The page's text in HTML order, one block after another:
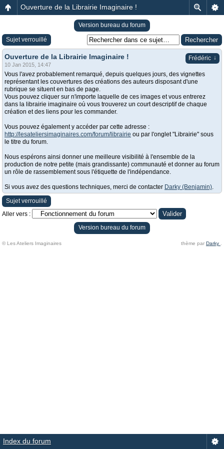
Ouverture de la Librairie Imaginaire !
Version bureau du forum
Sujet verrouillé
Frédéric ↓
Ouverture de la Librairie Imaginaire !
10 Jan 2015, 14:47
Vous l'avez probablement remarqué, depuis quelques jours, des vignettes
représentant les couvertures des créations des auteurs disposant d'une
rubrique se situent en bas de page.
Vous pouvez cliquer sur n'importe laquelle de ces images et vous entrerez
dans la librairie imaginaire où vous trouverez un court descriptif de chaque
création et des liens pour les commander.
Vous pouvez également y accéder par cette adresse :
http://lesateliersimaginaires.com/forum/librairie ou par l'onglet "Librairie" sous
le titre du forum.
Nous espérons ainsi donner une meilleure visibilité à l'ensemble de la
production de notre petite (mais grandissante) communauté et donner au forum
un rôle de rassemblement sous l'étiquette de l'indépendance.
Si vous avez des questions techniques, merci de contacter Darky (Benjamin).
Sujet verrouillé
Aller vers :
Version bureau du forum
© Les Ateliers Imaginaires thème par Darky
Index du forum